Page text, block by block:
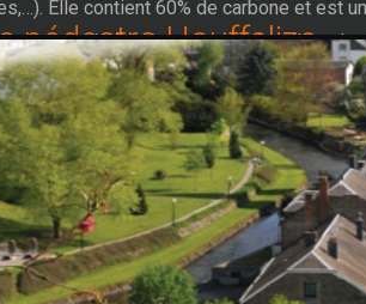
Elle contient 60% de carbone et est
de fumée et de cendres. Les
dans les régions proches des Tailles
Sur les territoires communaux, les
publique (même principe que pour
Le bois était considéré comme
moins de fumée et plus de chaleur.
feu. Les blocs que l’on découpait
des tranchées. Le soleil et le vent
pédestre Houffalize